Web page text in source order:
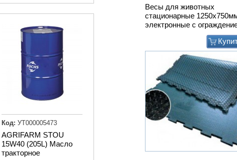
Весы для животных
стационарные
электронные с
AGRIFARM STOU
15W40 (205L) Масло
тракторное
Код: УТ000005473